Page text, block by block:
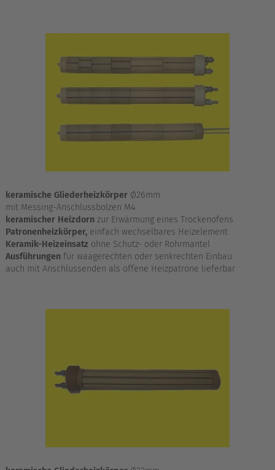
keramische Gliederheizkörper Ø26mm
mit Messing-Anschlussbolzen M4
keramischer Heizdorn zur Erwärmung eines Trockenofens
Patronenheizkörper, einfach wechselbares Heizelement
Keramik-Heizeinsatz ohne Schutz- oder Rohrmantel
Ausführungenfür waagerechten oder senkrechten Einbau
auch mit Anschlussenden als offene Heizpatrone lieferbar